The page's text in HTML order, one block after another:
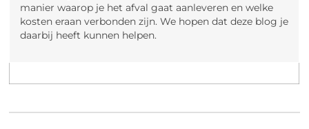
manier waarop je het afval gaat aanleveren en welke
kosten eraan verbonden zijn. We hopen dat deze blog je
daarbij heeft kunnen helpen.